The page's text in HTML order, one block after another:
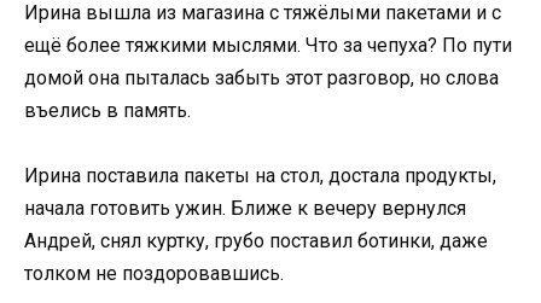
Ирина вышла из магазина с тяжёлыми пакетами и с
ещё более тяжкими мыслями. Что за чепуха? По пути
домой она пыталась забыть этот разговор, но слова
въелись в память.
Ирина поставила пакеты на стол, достала продукты,
начала готовить ужин. Ближе к вечеру вернулся
Андрей, снял куртку, грубо поставил ботинки, даже
толком не поздоровавшись.